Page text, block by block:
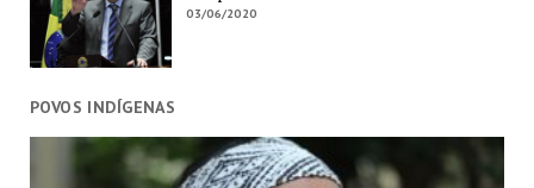
03/06/2020
POVOS INDÍGENAS